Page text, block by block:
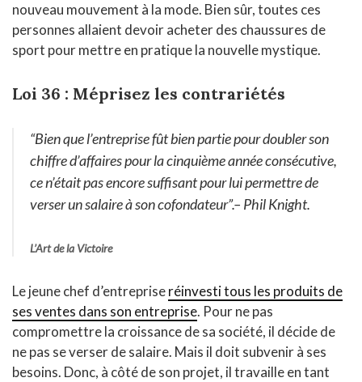
nouveau mouvement à la mode. Bien sûr, toutes ces
personnes allaient devoir acheter des chaussures de
sport pour mettre en pratique la nouvelle mystique.
Loi 36 : Méprisez les contrariétés
“Bien que l’entreprise fût bien partie pour doubler son
chiffre d’affaires pour la cinquième année consécutive,
ce n’était pas encore suffisant pour lui permettre de
verser un salaire à son cofondateur”.– Phil Knight.
L’Art de la Victoire
Le jeune chef d’entrepriseréinvesti tous les produits de
ses ventes dans son entreprise. Pour ne pas
compromettre la croissance de sa société, il décide de
ne pas se verser de salaire. Mais il doit subvenir à ses
besoins. Donc, à côté de son projet, il travaille en tant